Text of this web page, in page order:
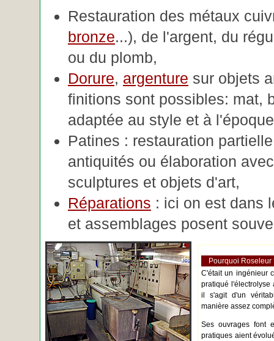
Restauration des métaux
bronze...), de l'argent, du
ou du plomb,
Dorure, argenture sur objets
finitions sont possibles: mat,
adaptée au style et à
Patines : restauration
antiquités ou élaboration
sculptures et objets d'art,
Réparations : ici on est dans
et assemblages posent
Pourquoi Roseleur
C'était un ingénieur
pratiqué l'électrolyse
il s'agit d'un
manière assez
Ses ouvrages font
pratiques aient